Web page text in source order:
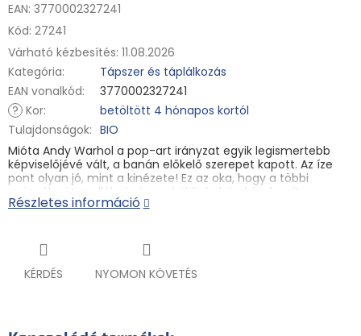
EAN: 3770002327241
Kód: 27241
Várható kézbesítés: 11.08.2026
Kategória:
Tápszer és táplálkozás
EAN vonalkód:
3770002327241
? Kor:
betöltött 4 hónapos kortól
Tulajdonságok: BIO
Mióta Andy Warhol a pop-art irányzat egyik legismertebb
képviselőjévé vált, a banán előkelő szerepet kapott. Az íze
pont olyan jó, mint a kinézete! Ez az oka, hogy a többi
gyümölcsöt mellékvágányra küldi, és büszkén feszít a
csomagolásban. Olyan krémes az állaga...
Bébiétel betöltött 4 hónapos kortól. Különleges táplálkozási
célú gyümölcsös bébiétel hozzátáplált csecsemők és
kisgyermekek számára. Pasztőrözött. Gluténmentes.
Részletes információ
KÉRDÉS NYOMON KÖVETÉS